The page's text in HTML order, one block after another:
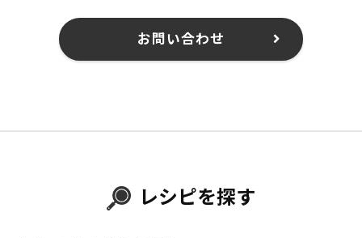
お問い合わせ
レシピを探す